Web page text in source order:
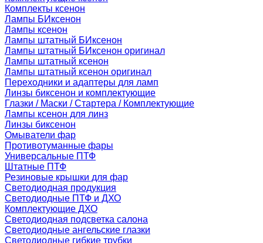
Комплекты ксенон
Лампы БИксенон
Лампы ксенон
Лампы штатный БИксенон
Лампы штатный БИксенон оригинал
Лампы штатный ксенон
Лампы штатный ксенон оригинал
Переходники и адаптеры для ламп
Линзы биксенон и комплектующие
Глазки / Маски / Стартера / Комплектующие
Лампы ксенон для линз
Линзы биксенон
Омыватели фар
Противотуманные фары
Универсальные ПТФ
Штатные ПТФ
Резиновые крышки для фар
Светодиодная продукция
Светодиодные ПТФ и ДХО
Комплектующие ДХО
Светодиодная подсветка салона
Светодиодные ангельские глазки
Светодиодные гибкие трубки